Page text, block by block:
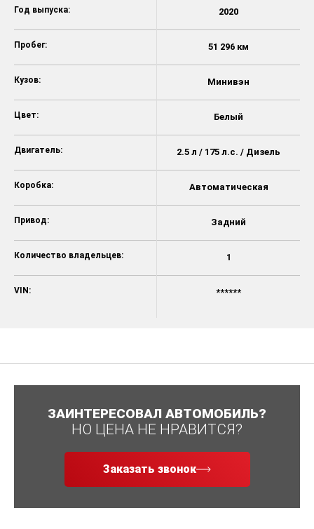
Год выпуска:
Пробег:
Кузов:
Цвет:
Двигатель:
Коробка:
Привод:
Количество владельцев:
VIN:
2020
51 296 км
Минивэн
Белый
2.5 л / 175 л.с. / Дизель
Автоматическая
Задний
1
******
ЗАИНТЕРЕСОВАЛ АВТОМОБИЛЬ?
НО ЦЕНА НЕ НРАВИТСЯ?
Заказать звонок